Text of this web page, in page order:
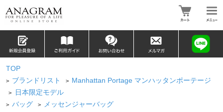
TOP
> ブランドリスト > Manhattan Portage マンハッタンポーテージ
> 日本限定モデル
> バッグ > メッセンジャーバッグ